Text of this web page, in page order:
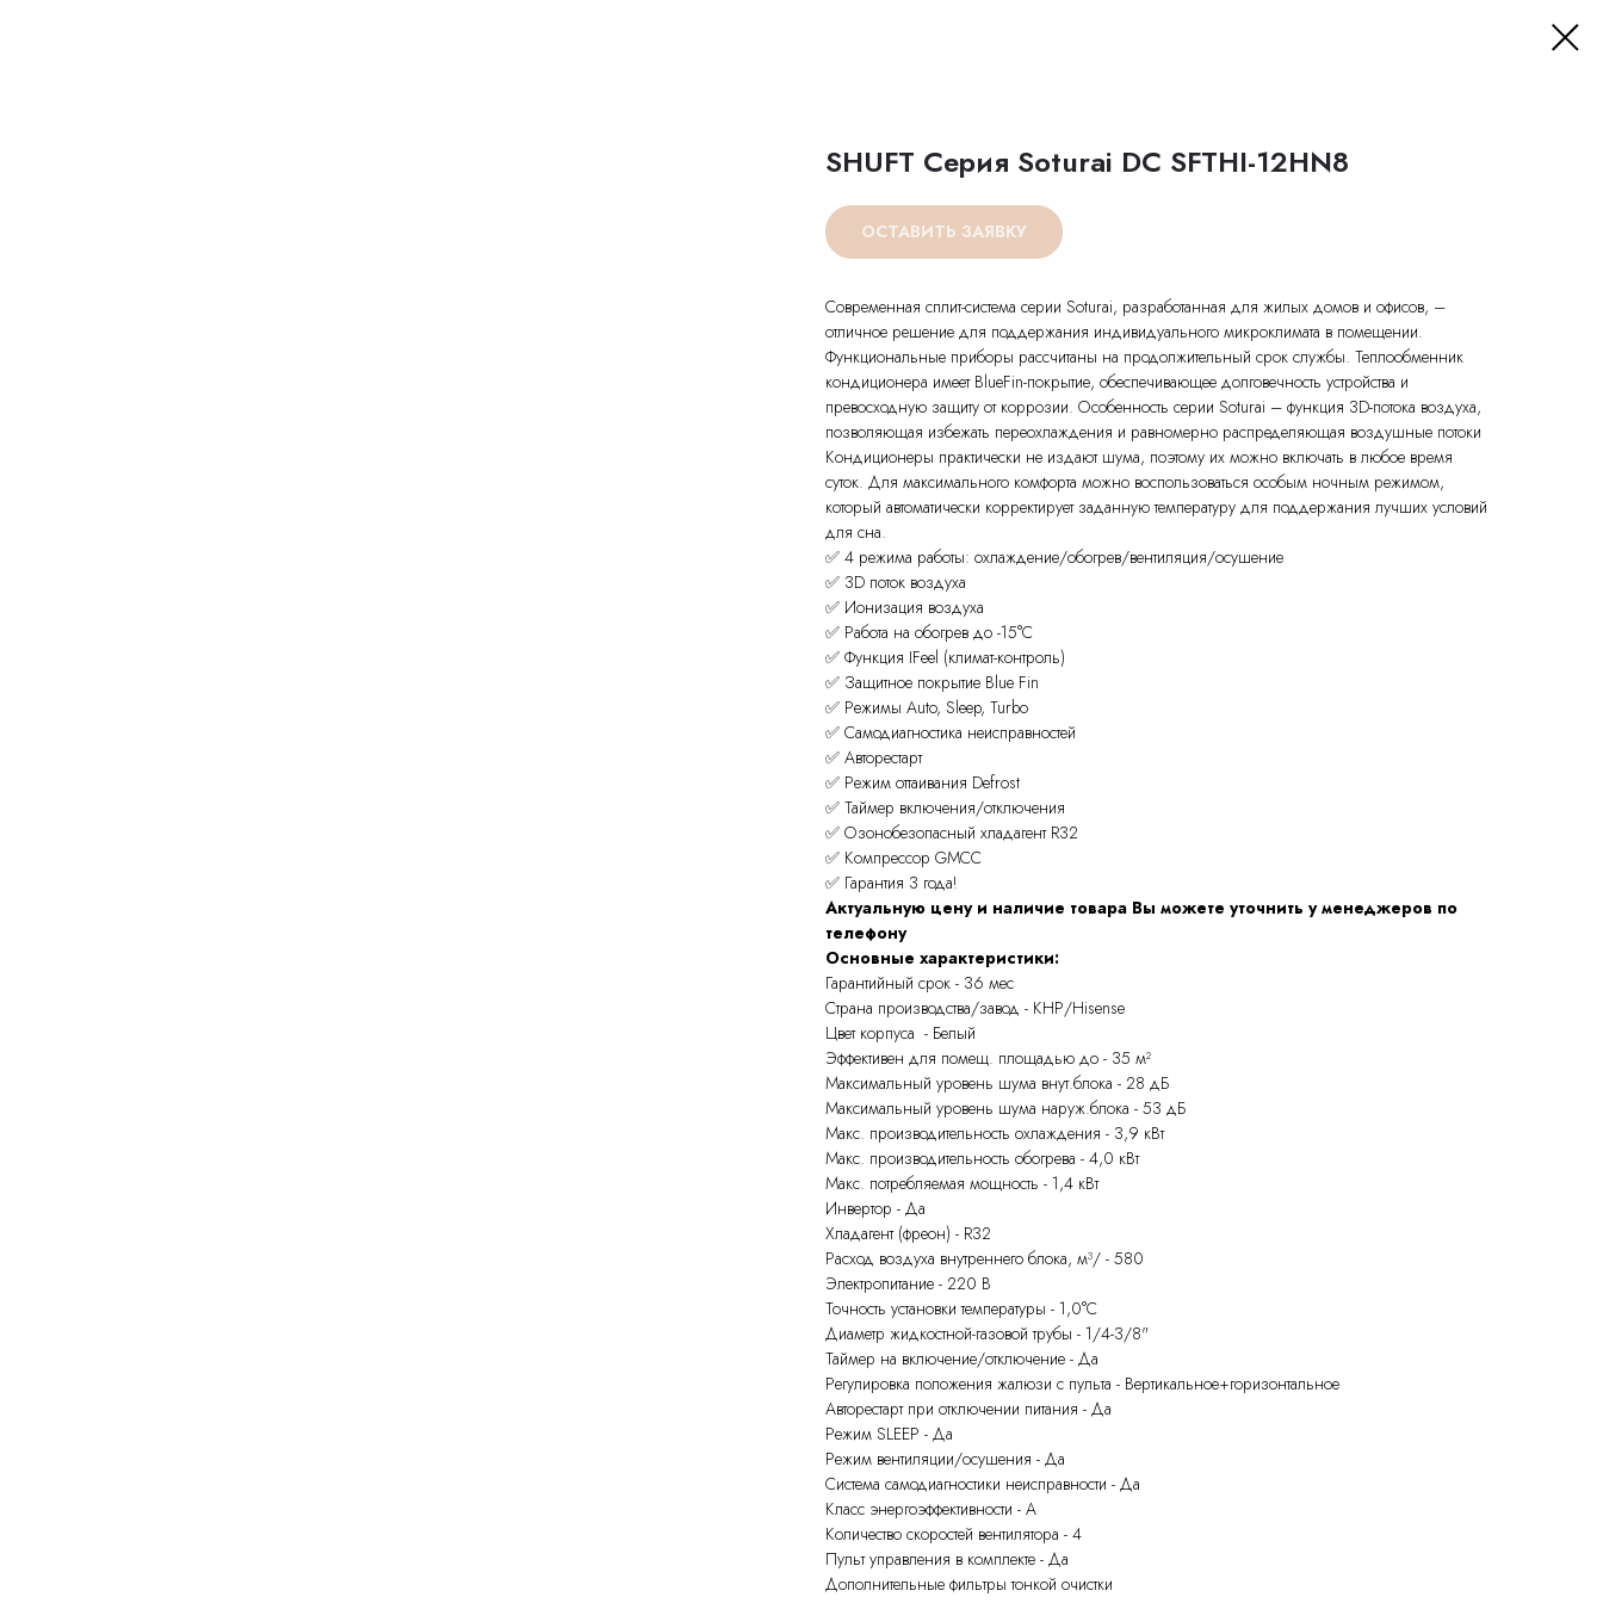
SHUFT Серия Soturai DC SFTHI-12HN8
ОСТАВИТЬ ЗАЯВКУ
Современная сплит-система серии Soturai, разработанная для жилых домов и офисов, –
отличное решение для поддержания индивидуального микроклимата в помещении.
Функциональные приборы рассчитаны на продолжительный срок службы. Теплообменник
кондиционера имеет BlueFin-покрытие, обеспечивающее долговечность устройства и
превосходную защиту от коррозии. Особенность серии Soturai – функция 3D-потока воздуха,
позволяющая избежать переохлаждения и равномерно распределяющая воздушные потоки
Кондиционеры практически не издают шума, поэтому их можно включать в любое время
суток. Для максимального комфорта можно воспользоваться особым ночным режимом,
который автоматически корректирует заданную температуру для поддержания лучших условий
для сна.
✅ 4 режима работы: охлаждение/обогрев/вентиляция/осушение
✅ 3D поток воздуха
✅ Ионизация воздуха
✅ Работа на обогрев до -15°С
✅ Функция IFeel (климат-контроль)
✅ Защитное покрытие Blue Fin
✅ Режимы Auto, Sleep, Turbo
✅ Самодиагностика неисправностей
✅ Авторестарт
✅ Режим оттаивания Defrost
✅ Таймер включения/отключения
✅ Озонобезопасный хладагент R32
✅ Компрессор GMCC
✅ Гарантия 3 года!
Актуальную цену и наличие товара Вы можете уточнить у менеджеров по
телефону
Основные характеристики:
Гарантийный срок - 36 мес
Страна производства/завод - КНР/Hisense
Цвет корпуса - Белый
Эффективен для помещ. площадью до - 35 м²
Максимальный уровень шума внут.блока - 28 дБ
Максимальный уровень шума наруж.блока - 53 дБ
Макс. производительность охлаждения - 3,9 кВт
Макс. производительность обогрева - 4,0 кВт
Макс. потребляемая мощность - 1,4 кВт
Инвертор - Да
Хладагент (фреон) - R32
Расход воздуха внутреннего блока, м³/ - 580
Электропитание - 220 В
Точность установки температуры - 1,0°С
Диаметр жидкостной-газовой трубы - 1/4-3/8"
Таймер на включение/отключение - Да
Регулировка положения жалюзи с пульта - Вертикальное+горизонтальное
Авторестарт при отключении питания - Да
Режим SLEEP - Да
Режим вентиляции/осушения - Да
Система самодиагностики неисправности - Да
Класс энергоэффективности - А
Количество скоростей вентилятора - 4
Пульт управления в комплекте - Да
Дополнительные фильтры тонкой очистки